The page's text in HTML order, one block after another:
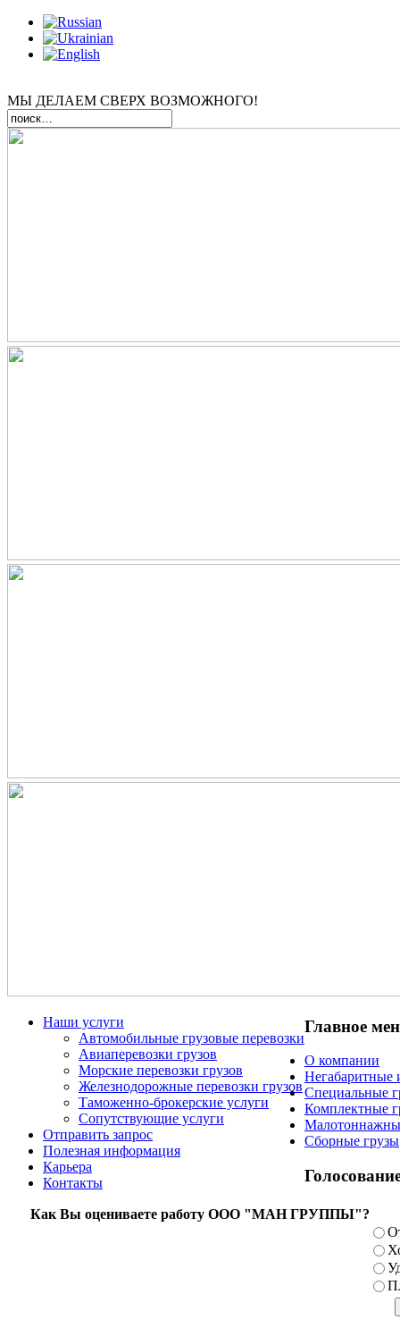
МЫ ДЕЛАЕМ СВЕРХ ВОЗМОЖНОГО!
Наши услуги
Автомобильные грузовые перевозки
Авиаперевозки грузов
Морские перевозки грузов
Железнодорожные перевозки грузов
Таможенно-брокерские услуги
Сопутствующие услуги
Отправить запрос
Полезная информация
Карьера
Контакты
Главное
О компании
Негабаритные
Специальные
Комплектные
Сборные грузы
Как Вы оцениваете работу ООО "МАН ГРУППЫ"?